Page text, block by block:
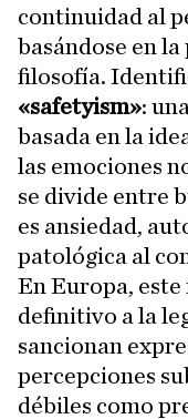
continuidad al
basándose en
filosofía.
«safetyism»:
basada en la
las emociones
se divide entre
es ansiedad,
patológica al
En Europa,
definitivo a la
sancionan
percepciones
débiles como